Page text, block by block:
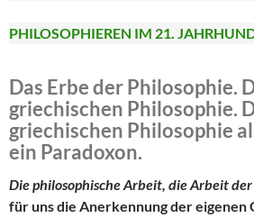
PHILOSOPHIEREN IM 21.
Das Erbe der Philosophie.
griechischen Philosophie.
griechischen Philosophie
ein Paradoxon.
Die philosophische Arbeit, die Arbeit der
für uns die Anerkennung der eigenen